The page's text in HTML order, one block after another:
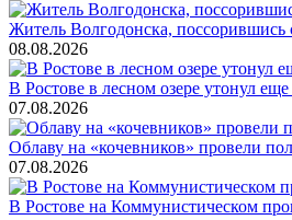
Житель Волгодонска,
08.08.2026
В Ростове в лесном озере утонул
07.08.2026
Облаву на «кочевников» провели
07.08.2026
В Ростове на Коммунистическом